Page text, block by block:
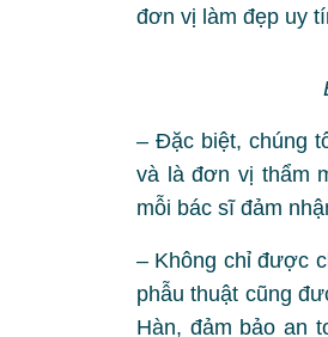
đơn vị làm đẹp uy
– Đặc biệt, chúng
và là đơn vị thẩm
mỗi bác sĩ đảm
– Không chỉ được
phẫu thuật cũng
Hàn, đảm bảo an